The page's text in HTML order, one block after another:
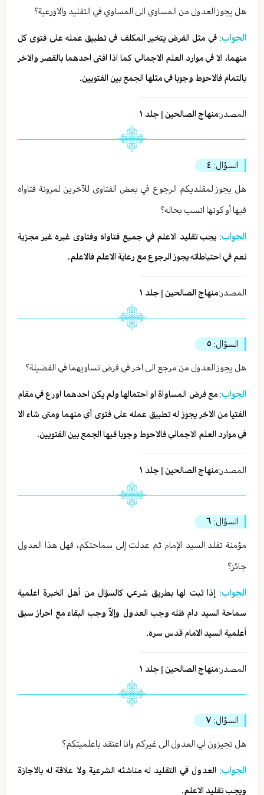
هل يجوز العدول من المساوي الى المساوي في التقليد والاورعية؟
الجواب:في مثل الفرض يتخير المكلف في تطبيق عمله على فتوى كل
منهما، الا في موارد العلم الاجمالي كما اذا افتى احدهما بالقصر والاخر
بالتمام فالاحوط وجوبا في مثلها الجمع بين الفتويين.
المصدر:منهاج الصالحين | جلد ١
السؤال: ٤
هل يجوز لمقلديكم الرجوع في بعض الفتاوى للآخرين لمرونة فتاواه
فيها أو كونها انسب بحاله؟
الجواب: يجب تقليد الاعلم في جميع فتاواه وفتاوى غيره غير مجزية
نعم في احتياطاته يجوز الرجوع مع رعاية الاعلم فالاعلم.
المصدر:منهاج الصالحين | جلد ١
السؤال: ٥
هل يجوز العدول من مرجع الى اخر في فرض تساويهما في الفضيلة؟
الجواب:مع فرض المساواة او احتمالها ولم يكن احدهما اورع في مقام
الفتيا من الاخر يجوز له تطبيق عمله على فتوى أي منهما ومتى شاء الا
في موارد العلم الاجمالي فالاحوط وجوبا فيها الجمع بين الفتويين.
المصدر:منهاج الصالحين | جلد ١
السؤال: ٦
مؤمنة تقلد السيد الإمام ثم عدلت إلى سماحتكم، فهل هذا العدول
جائز؟
الجواب: إذا ثبت لها بطريق شرعي كالسؤال من أهل الخبرة اعلمية
سماحة السيد دام ظله وجب العدول وإلاّ وجب البقاء مع احراز سبق
أعلمية السيد الامام قدس سره.
المصدر:منهاج الصالحين | جلد ١
السؤال: ٧
هل تجيزون لي العدول الى غيركم وانا اعتقد باعلميتكم؟
الجواب: العدول في التقليد له مناشئه الشرعية ولا علاقة له بالاجازة
ويجب تقليد الاعلم.